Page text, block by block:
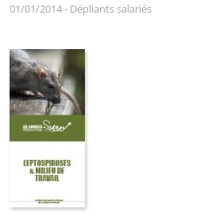
01/01/2014- Dépliants salariés